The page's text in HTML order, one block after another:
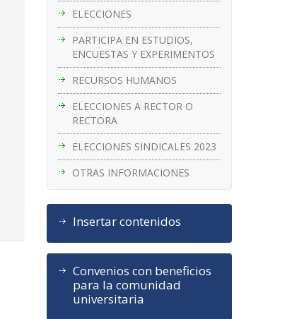
ELECCIONES
PARTICIPA EN ESTUDIOS,
ENCUESTAS Y EXPERIMENTOS
RECURSOS HUMANOS
ELECCIONES A RECTOR O
RECTORA
ELECCIONES SINDICALES 2023
OTRAS INFORMACIONES
Insertar contenidos
Convenios con beneficios
para la comunidad
universitaria